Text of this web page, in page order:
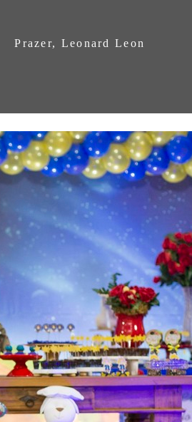
Prazer, Leonard Leon